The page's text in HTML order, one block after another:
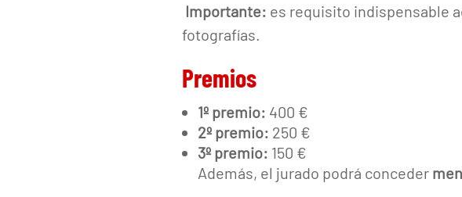
Importante: es requisito indispensable
fotografías.
Premios
1º premio: 400 €
2º premio: 250 €
3º premio: 150 €
Además, el jurado podrá conceder